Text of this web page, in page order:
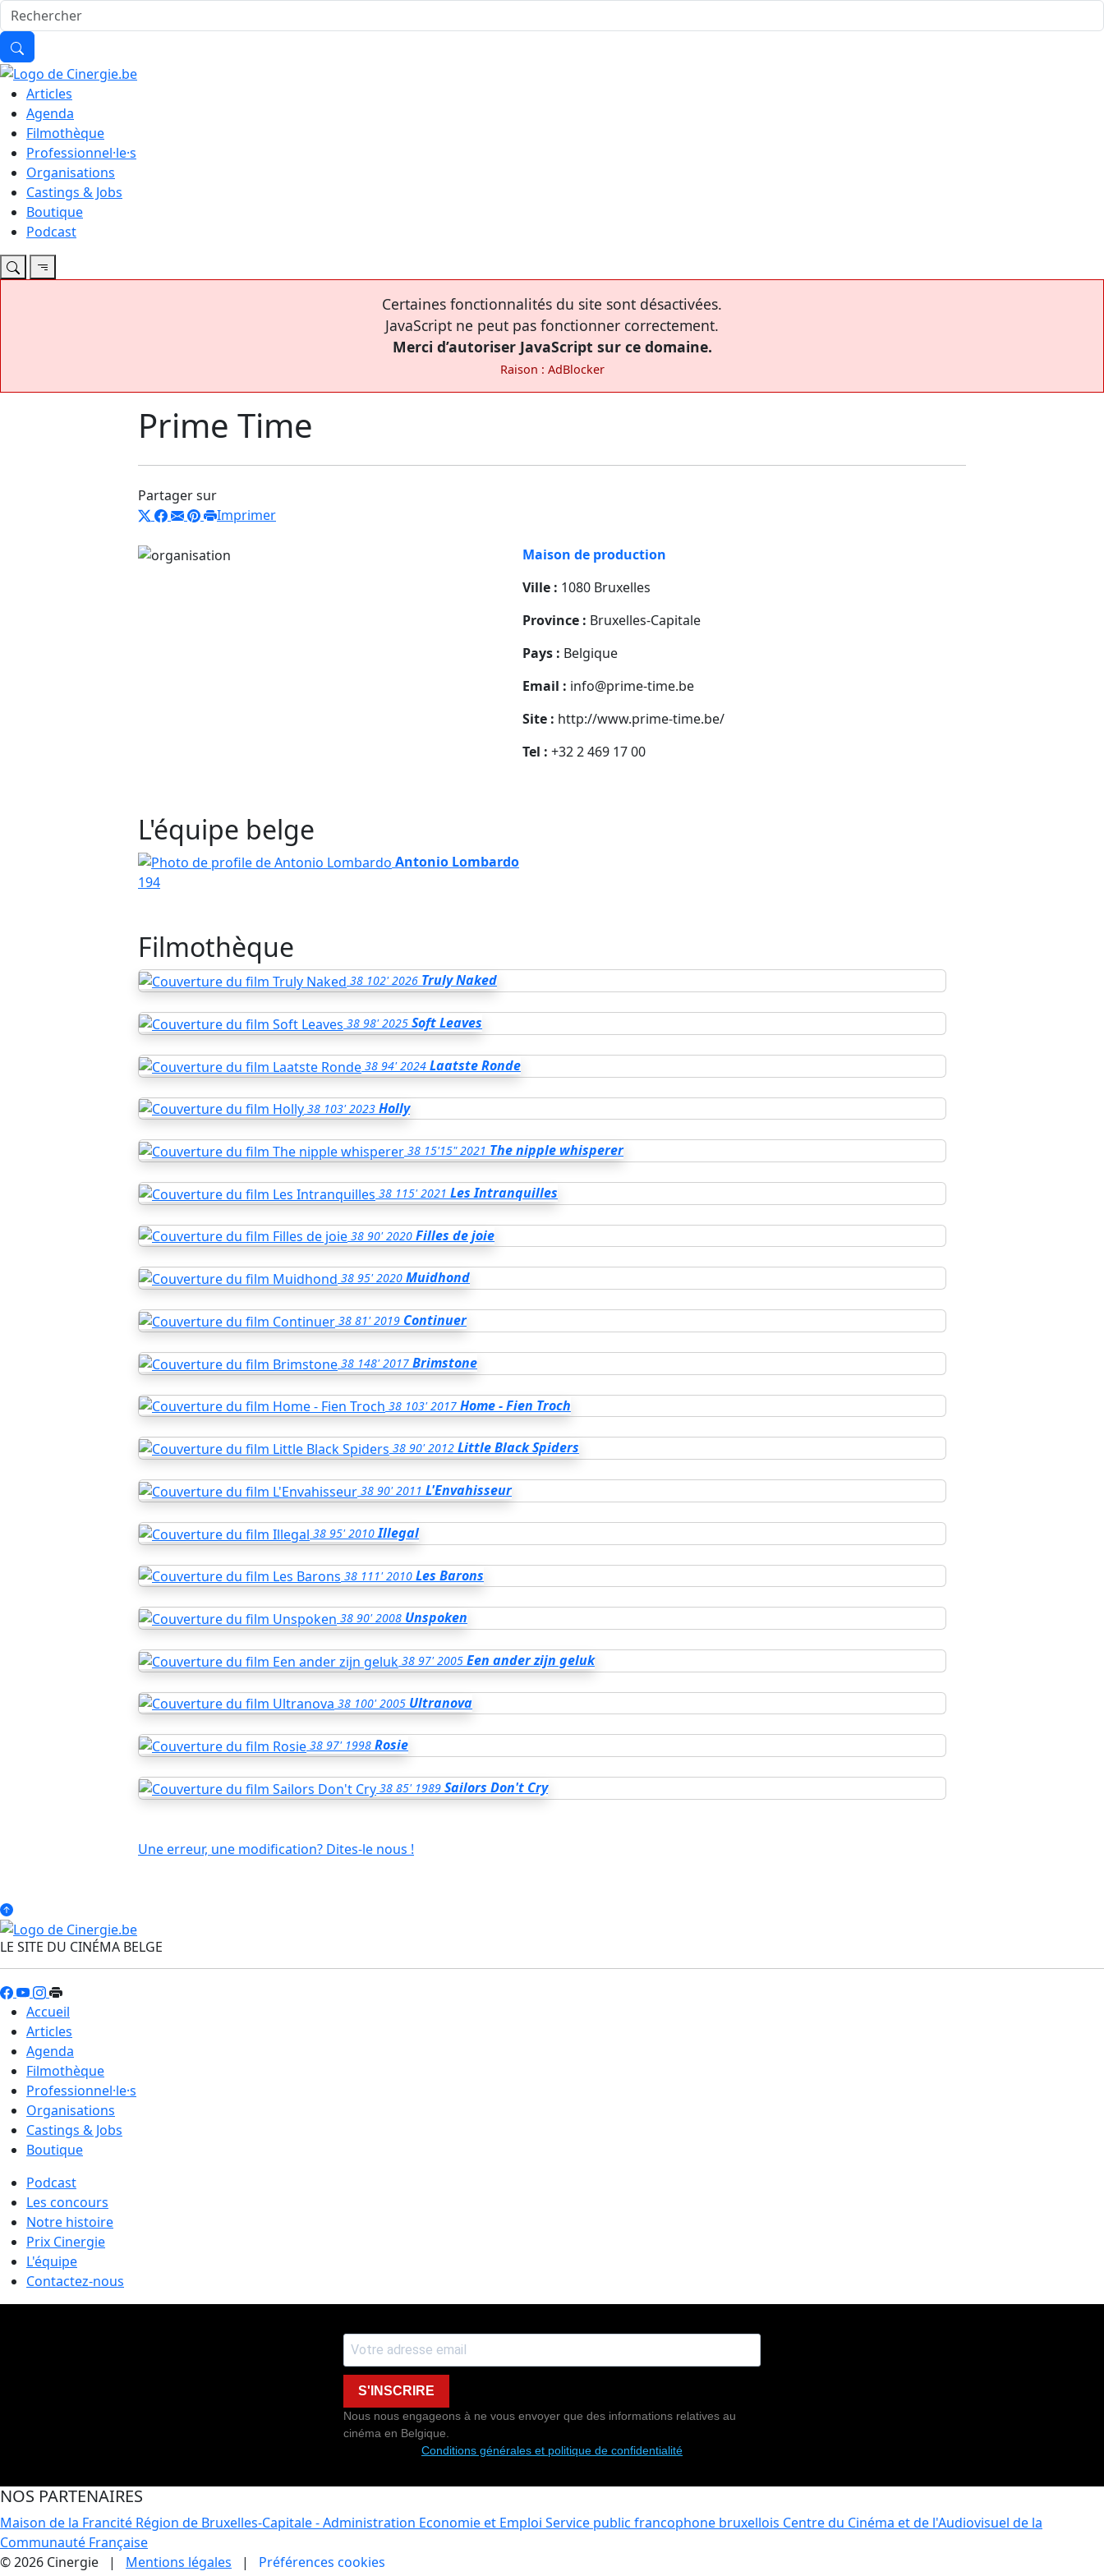
Articles
Agenda
Filmothèque
Professionnel·le·s
Organisations
Castings & Jobs
Boutique
Podcast
Certaines fonctionnalités du site sont désactivées.
JavaScript ne peut pas fonctionner correctement.
Merci d’autoriser JavaScript sur ce domaine.
Raison : AdBlocker
Prime Time
Partager sur
Imprimer
Maison de production
Ville : 1080 Bruxelles
Province : Bruxelles-Capitale
Pays : Belgique
Email : info@prime-time.be
Site : http://www.prime-time.be/
Tel : +32 2 469 17 00
L'équipe belge
Antonio Lombardo
194
Filmothèque
38 102' 2026 Truly Naked
38 98' 2025 Soft Leaves
38 94' 2024 Laatste Ronde
38 103' 2023 Holly
38 15'15" 2021 The nipple whisperer
38 115' 2021 Les Intranquilles
38 90' 2020 Filles de joie
38 95' 2020 Muidhond
38 81' 2019 Continuer
38 148' 2017 Brimstone
38 103' 2017 Home - Fien Troch
38 90' 2012 Little Black Spiders
38 90' 2011 L'Envahisseur
38 95' 2010 Illegal
38 111' 2010 Les Barons
38 90' 2008 Unspoken
38 97' 2005 Een ander zijn geluk
38 100' 2005 Ultranova
38 97' 1998 Rosie
38 85' 1989 Sailors Don't Cry
Une erreur, une modification? Dites-le nous !
LE SITE DU CINÉMA BELGE
Accueil
Articles
Agenda
Filmothèque
Professionnel·le·s
Organisations
Castings & Jobs
Boutique
Podcast
Les concours
Notre histoire
Prix Cinergie
L'équipe
Contactez-nous
S'INSCRIRE
Nous nous engageons à ne vous envoyer que des informations relatives au
cinéma en Belgique.
Conditions générales et politique de confidentialité
NOS PARTENAIRES
Maison de la Francité Région de Bruxelles-Capitale - Administration Economie et Emploi Service public francophone bruxellois Centre du Cinéma et de l'Audiovisuel de la
Communauté Française
© 2026 Cinergie | Mentions légales | Préférences cookies